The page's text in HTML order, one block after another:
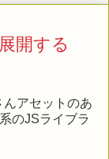
開する
アセットのあ
のJSライブラ